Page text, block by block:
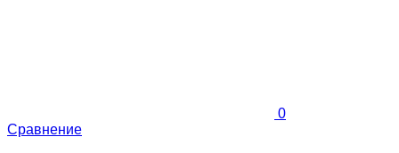
0
Сравнение